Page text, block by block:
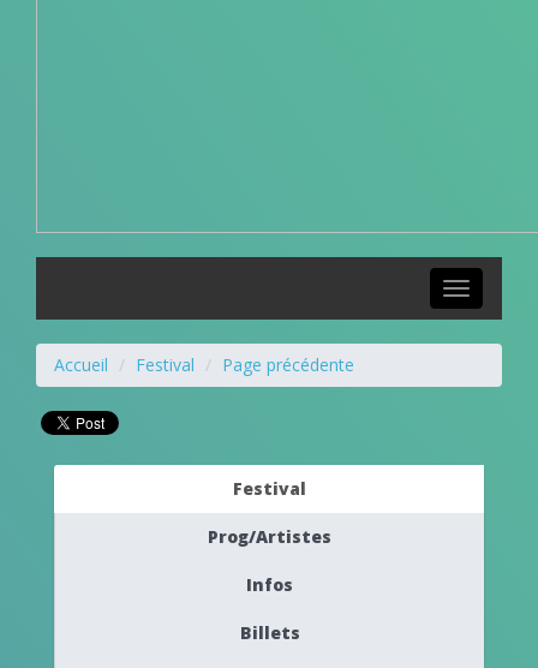
Toggle
navigation
Accueil Festival Page précédente
Festival
Prog/Artistes
Infos
Billets